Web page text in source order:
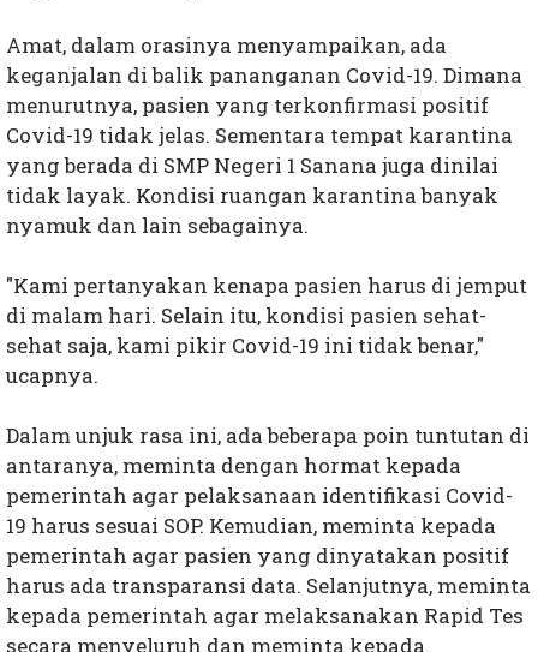
Amat, dalam orasinya menyampaikan, ada
keganjalan di balik pananganan Covid-19. Dimana
menurutnya, pasien yang terkonfirmasi positif
Covid-19 tidak jelas. Sementara tempat karantina
yang berada di SMP Negeri 1 Sanana juga dinilai
tidak layak. Kondisi ruangan karantina banyak
nyamuk dan lain sebagainya.
"Kami pertanyakan kenapa pasien harus di jemput
di malam hari. Selain itu, kondisi pasien sehat-
sehat saja, kami pikir Covid-19 ini tidak benar,"
ucapnya.
Dalam unjuk rasa ini, ada beberapa poin tuntutan di
antaranya, meminta dengan hormat kepada
pemerintah agar pelaksanaan identifikasi Covid-
19 harus sesuai SOP. Kemudian, meminta kepada
pemerintah agar pasien yang dinyatakan positif
harus ada transparansi data. Selanjutnya, meminta
kepada pemerintah agar melaksanakan Rapid Tes
secara menyeluruh dan meminta kepada